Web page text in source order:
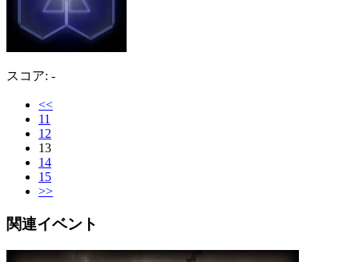
スコア: -
<<
11
12
13
14
15
>>
関連イベント